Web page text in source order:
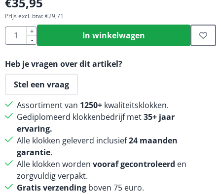
Prijs excl. btw:€29,71
Aantal
+
-
In winkelwagen
Heb je vragen over dit artikel?
Stel een vraag
Assortiment van 1250+ kwaliteitsklokken.
Gediplomeerd klokkenbedrijf met35+ jaar
ervaring.
Alle klokken geleverd inclusief24 maanden
garantie.
Alle klokken worden vooraf gecontroleerd en
zorgvuldig verpakt.
Gratis verzending boven 75 euro.